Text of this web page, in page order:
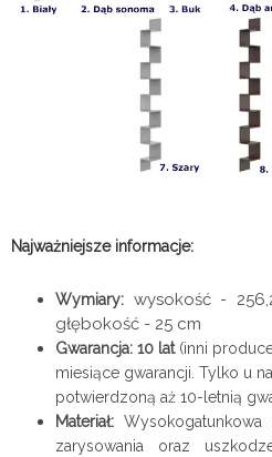
Najważniejsze informacje:
Wymiary: wysokość -
głębokość - 25 cm
Gwarancja: 10 lat (inni
miesiące gwarancji. Tylko u
potwierdzoną aż 10-letnią
Materiał:
zarysowania oraz